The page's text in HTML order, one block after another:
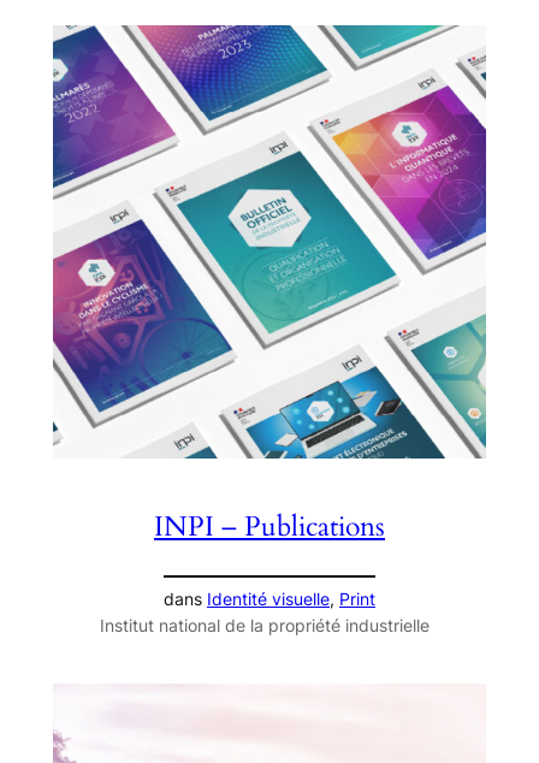
INPI – Publications
dans Identité visuelle, Print
Institut national de la propriété industrielle